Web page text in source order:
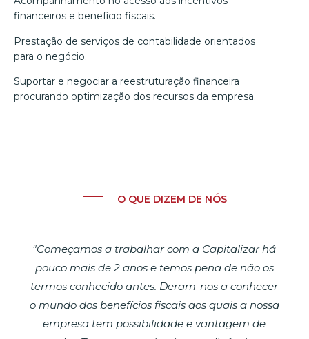
financeiros e benefício fiscais.
Prestação de serviços de contabilidade orientados
para o negócio.
Suportar e negociar a reestruturação financeira
procurando optimização dos recursos da empresa.
O QUE DIZEM DE NÓS
"Começamos a trabalhar com a Capitalizar há
pouco mais de 2 anos e temos pena de não os
termos conhecido antes. Deram-nos a conhecer
o mundo dos benefícios fiscais aos quais a nossa
empresa tem possibilidade e vantagem de